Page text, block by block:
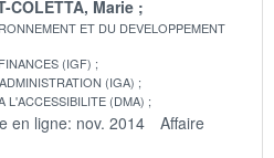
COLETTA, Marie
ET DU DEVELOPPEMENT
(IGF)
(IGA)
L'ACCESSIBILITE (DMA)
en ligne: nov. 2014
Affaire